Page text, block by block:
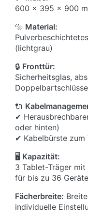
600 x 395 x 900
🔩 Material:
(lichtgrau)
🔒 Fronttür:
Sicherheitsglas,
🔌
✔
oder hinten)
✔ Kabelbürste zum
🖥 Kapazität:
3 Tablet-Träger mit
für bis zu 36
Fächerbreite:
individuelle